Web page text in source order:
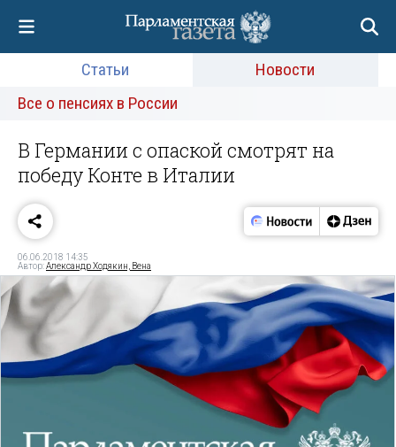
Статьи
Новости
Все о пенсиях в России
В Германии с опаской смотрят на
победу Конте в Италии
06.06.2018 14:35
Автор:Александр Ходякин, Вена